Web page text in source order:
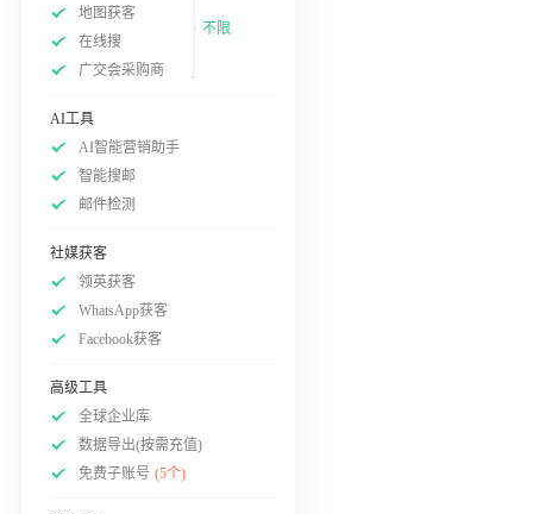
地图获客
在线搜
广交会采购商
不限
AI工具
AI智能营销助手
智能搜邮
邮件检测
社媒获客
领英获客
WhatsApp获客
Facebook获客
高级工具
全球企业库
数据导出(按需充值)
免费子账号 (5个)